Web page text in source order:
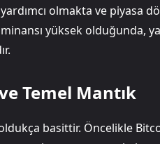
yardımcı olmakta ve
yüksek olduğunda,
Temel Mantık
basittir. Öncelikle